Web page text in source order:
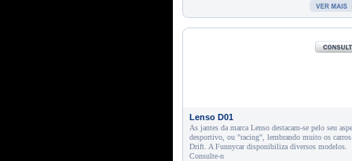
Lenso D01
As jantes da marca Lenso destacam-se pelo seu
desportivo, ou "racing", lembrando muito os carros
Drift. A Funnycar disponibiliza diversos modelos.
Consulte-n